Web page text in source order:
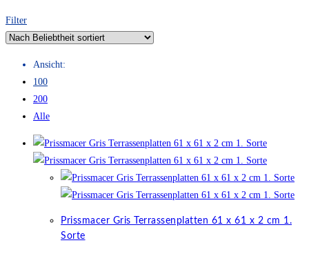
Filter
Ansicht:
100
200
Alle
Prissmacer Gris Terrassenplatten 61 x 61 x 2 cm 1.
Sorte